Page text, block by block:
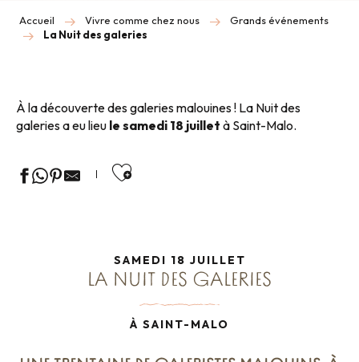
Accueil Vivre comme chez nous
Grands événements
La Nuit des galeries
À la découverte des galeries malouines ! La Nuit des
galeries a eu lieu le samedi 18 juillet à Saint-Malo.
Ajouter aux favoris
SAMEDI 18 JUILLET
LA NUIT DES GALERIES
À SAINT-MALO